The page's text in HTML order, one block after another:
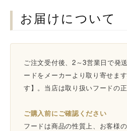
お届けについて
ご注文受付後、2～3営業日で発
ードをメーカーより取り寄せま
す】。当店は取り扱いフードの正
ご購入前にご確認ください
フードは商品の性質上、お客様